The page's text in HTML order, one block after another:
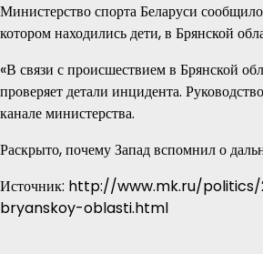
Министерство спорта Беларуси
котором находились дети, в Брянской
«В связи с происшествием в Брянской
проверяет детали инцидента.
канале министерства.
Раскрыто, почему Запад вспомнил о
Источник: http://www.mk.ru/
bryanskoy-oblasti.html